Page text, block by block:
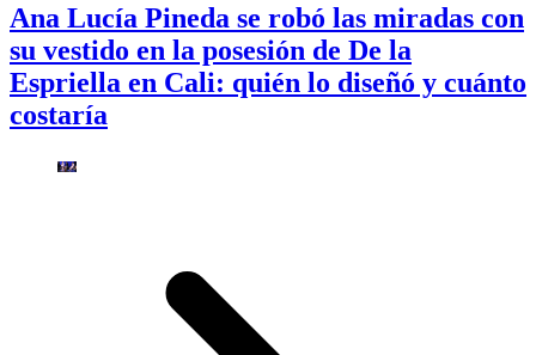
Ana Lucía Pineda se robó las miradas con
su vestido en la posesión de De la
Espriella en Cali: quién lo diseñó y cuánto
costaría